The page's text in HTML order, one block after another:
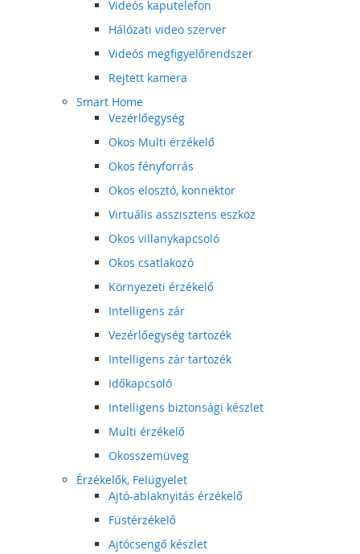
Videós kaputelefon
Hálózati video szerver
Videós megfigyelőrendszer
Rejtett kamera
Smart Home
Vezérlőegység
Okos Multi érzékelő
Okos fényforrás
Okos elosztó, konnektor
Virtuális asszisztens eszköz
Okos villanykapcsoló
Okos csatlakozó
Környezeti érzékelő
Intelligens zár
Vezérlőegység tartozék
Intelligens zár tartozék
Időkapcsoló
Intelligens biztonsági készlet
Multi érzékelő
Okosszemüveg
Érzékelők, Felügyelet
Ajtó-ablaknyitás érzékelő
Füstérzékelő
Ajtócsengő készlet